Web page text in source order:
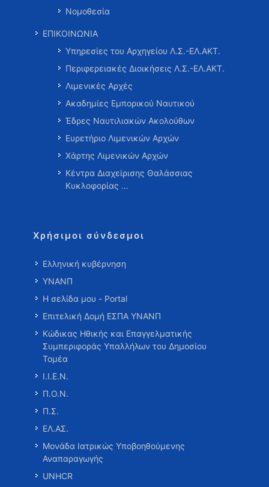
Νομοθεσία
ΕΠΙΚΟΙΝΩΝΙΑ
Υπηρεσίες του Αρχηγείου Λ.Σ.-ΕΛ.ΑΚΤ.
Περιφερειακές Διοικήσεις Λ.Σ.-ΕΛ.ΑΚΤ.
Λιμενικές Αρχές
Ακαδημίες Εμπορικού Ναυτικού
Έδρες Ναυτιλιακών Ακολούθων
Ευρετήριο Λιμενικών Αρχών
Χάρτης Λιμενικών Αρχών
Κέντρα Διαχείρισης Θαλάσσιας
Κυκλοφορίας …
Χρήσιμοι σύνδεσμοι
Ελληνική κυβέρνηση
ΥΝΑΝΠ
Η σελίδα μου - Portal
Επιτελική Δομή ΕΣΠΑ ΥΝΑΝΠ
Κώδικας Ηθικής και Επαγγελματικής
Συμπεριφοράς Υπαλλήλων του Δημοσίου
Τομέα
Ι.Ι.Ε.Ν.
Π.Ο.Ν.
Π.Σ.
ΕΛ.ΑΣ.
Μονάδα Ιατρικώς Υποβοηθούμενης
Αναπαραγωγής
UNHCR